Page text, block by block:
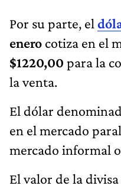
Por su parte, el
enero cotiza en el
$1220,00 para la
la venta.
El dólar
en el mercado
mercado informal
El valor de la